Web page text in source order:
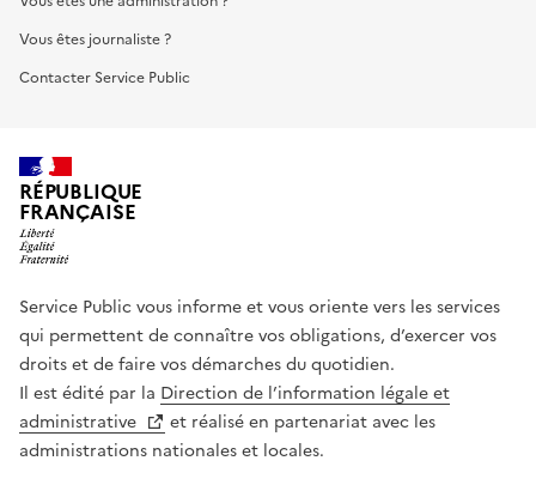
Vous êtes journaliste ?
Contacter Service Public
RÉPUBLIQUE
FRANÇAISE
Service Public vous informe et vous oriente vers les services
qui permettent de connaître vos obligations, d’exercer vos
droits et de faire vos démarches du quotidien.
Il est édité par la Direction de l’information légale et
administrative
et réalisé en partenariat avec les
administrations nationales et locales.